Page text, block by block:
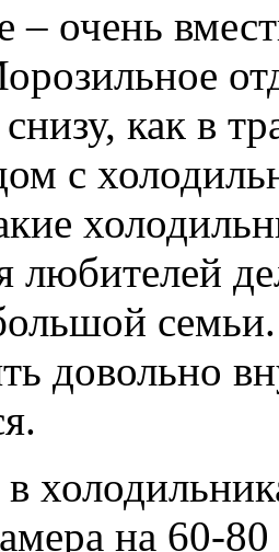
– очень
как в
с
любителей
довольно
на 60-